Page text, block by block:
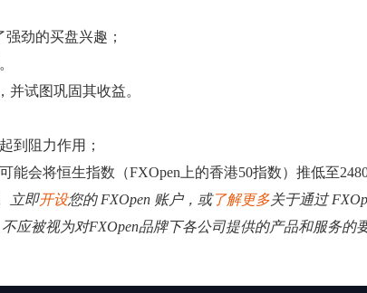
劲的买盘兴趣；
试图巩固其收益。
到阻力作用；
会将恒生指数（FXOpen上的香港50指数）推低至
立即开设您的 FXOpen 账户，或了解更多关于通过
应被视为对FXOpen品牌下各公司提供的产品和服务的